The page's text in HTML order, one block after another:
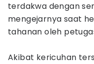
terdakwa dengan
mengejarnya saat
tahanan oleh
Akibat kericuhan